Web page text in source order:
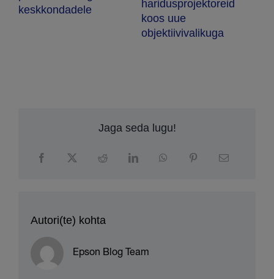
Autori(te) kohta
Avaldamise kuupäev: